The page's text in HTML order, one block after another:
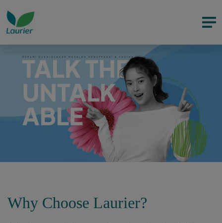
Why Choose Laurier?